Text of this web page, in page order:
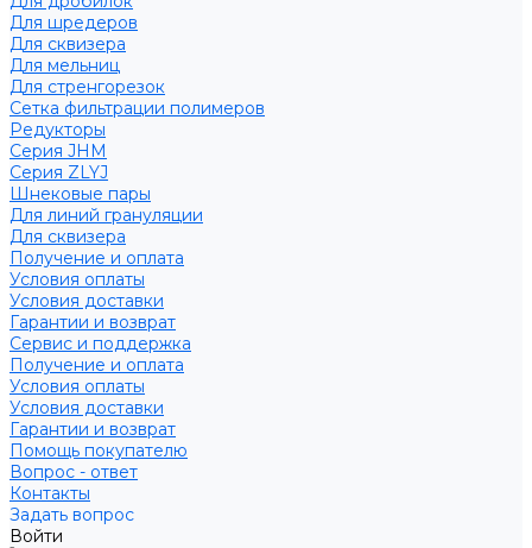
Для шредеров
Для сквизера
Для мельниц
Для стренгорезок
Сетка фильтрации полимеров
Редукторы
Серия JHM
Серия ZLYJ
Шнековые пары
Для линий грануляции
Для сквизера
Получение и оплата
Условия оплаты
Условия доставки
Гарантии и возврат
Сервис и поддержка
Получение и оплата
Условия оплаты
Условия доставки
Гарантии и возврат
Помощь покупателю
Вопрос - ответ
Контакты
Задать вопрос
Войти